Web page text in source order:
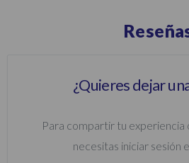
¿Quieres dejar
Para compartir tu
necesitas iniciar sesión